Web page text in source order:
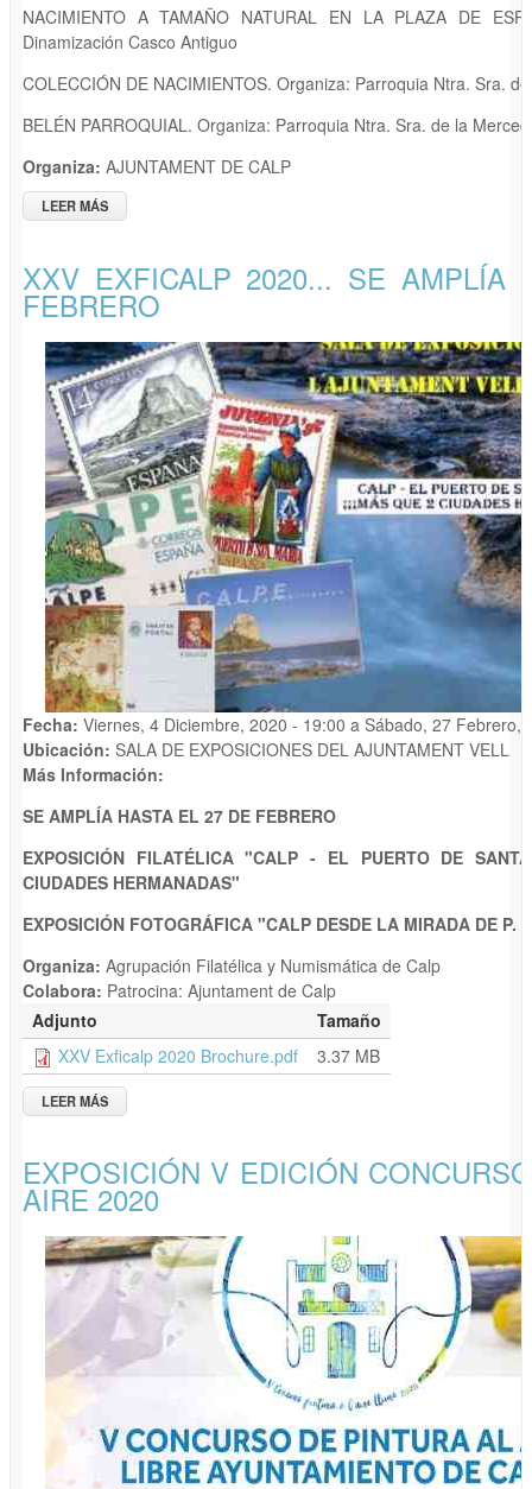
NACIMIENTO A TAMAÑO NATURAL EN LA PLAZA DE
Dinamización Casco Antiguo
COLECCIÓN DE NACIMIENTOS. Organiza: Parroquia Ntra. Sra.
BELÉN PARROQUIAL. Organiza: Parroquia Ntra. Sra. de la Merced
Organiza: AJUNTAMENT DE CALP
LEER MÁS
XXV EXFICALP 2020... SE AMPLÍA
FEBRERO
Fecha: Viernes, 4 Diciembre, 2020 - 19:00 a Sábado, 27 Febrero,
Ubicación: SALA DE EXPOSICIONES DEL AJUNTAMENT VELL
Más Información:
SE AMPLÍA HASTA EL 27 DE FEBRERO
EXPOSICIÓN FILATÉLICA "CALP - EL PUERTO DE
CIUDADES HERMANADAS"
EXPOSICIÓN FOTOGRÁFICA "CALP DESDE LA MIRADA DE P.
Organiza: Agrupación Filatélica y Numismática de Calp
Colabora: Patrocina: Ajuntament de Calp
Adjunto
Tamaño
XXV Exficalp 2020 Brochure.pdf
3.37 MB
LEER MÁS
FEBRERO
EXPOSICIÓN V EDICIÓN
AIRE 2020